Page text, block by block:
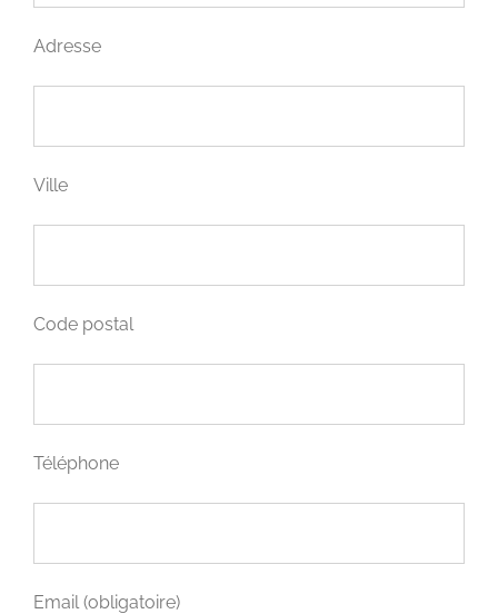
Adresse
Ville
Code postal
Téléphone
Email (obligatoire)